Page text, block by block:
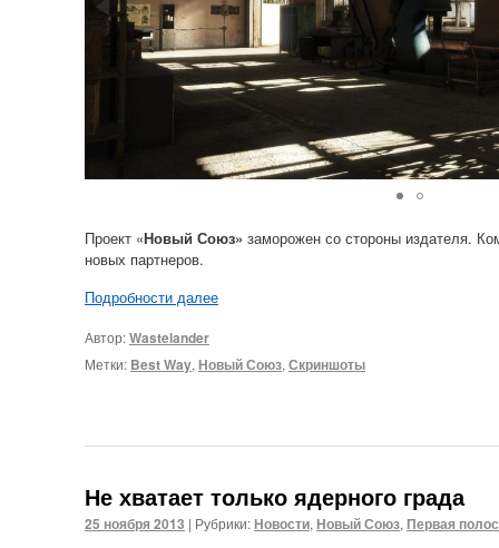
Проект «Новый Союз» заморожен со стороны издателя.
новых партнеров.
Подробности далее
Автор:Wastelander
Метки: Best Way, Новый Союз, Скриншоты
Не хватает только ядерного града
25 ноября 2013 | Рубрики:Новости, Новый Союз, Первая